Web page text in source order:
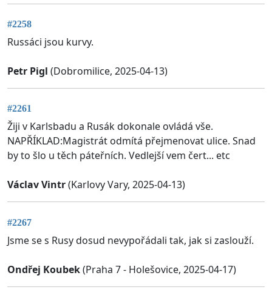
#2258
Russáci jsou kurvy.
Petr Pigl (Dobromilice, 2025-04-13)
#2261
Žiji v Karlsbadu a Rusák dokonale ovládá vše.
NAPŘÍKLAD:Magistrát odmítá přejmenovat ulice. Snad
by to šlo u těch páteřních. Vedlejší vem čert... etc
Václav Vintr(Karlovy Vary, 2025-04-13)
#2267
Jsme se s Rusy dosud nevypořádali tak, jak si zaslouží.
Ondřej Koubek(Praha 7 - Holešovice, 2025-04-17)